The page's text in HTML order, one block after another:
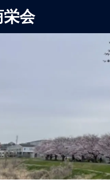
栄会